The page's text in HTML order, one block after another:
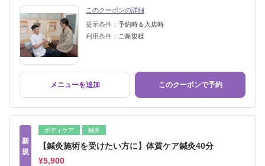
このクーポンの詳細
提示条件： 予約時＆入店時
利用条件： ご新規様
メニューを追加 このクーポンで予約
新
規
ボディケア 鍼灸
【鍼灸施術を受けたい方に】体質ケア鍼灸40分
¥5,900